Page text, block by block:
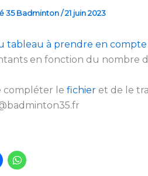
35 Badminton/21 juin 2023
tableau à prendre en compte
en fonction du nombre
compléter le fichier et de le